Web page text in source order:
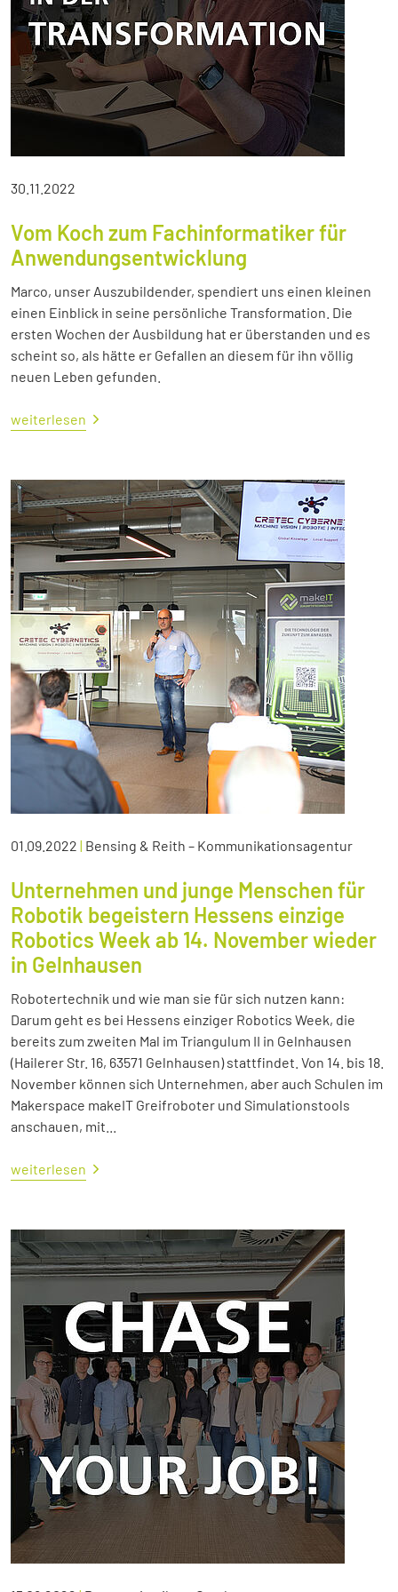
30.11.2022
Vom Koch zum Fachinformatiker für
Anwendungsentwicklung
Marco, unser Auszubildender, spendiert uns einen kleinen
einen Einblick in seine persönliche Transformation. Die
ersten Wochen der Ausbildung hat er überstanden und es
scheint so, als hätte er Gefallen an diesem für ihn völlig
neuen Leben gefunden.
weiterlesen
01.09.2022 | Bensing & Reith – Kommunikationsagentur
Unternehmen und junge Menschen für
Robotik begeistern Hessens einzige
Robotics Week ab 14. November wieder
in Gelnhausen
Robotertechnik und wie man sie für sich nutzen kann:
Darum geht es bei Hessens einziger Robotics Week, die
bereits zum zweiten Mal im Triangulum II in Gelnhausen
(Hailerer Str. 16, 63571 Gelnhausen) stattfindet. Von 14. bis 18.
November können sich Unternehmen, aber auch Schulen im
Makerspace makeIT Greifroboter und Simulationstools
anschauen, mit...
weiterlesen